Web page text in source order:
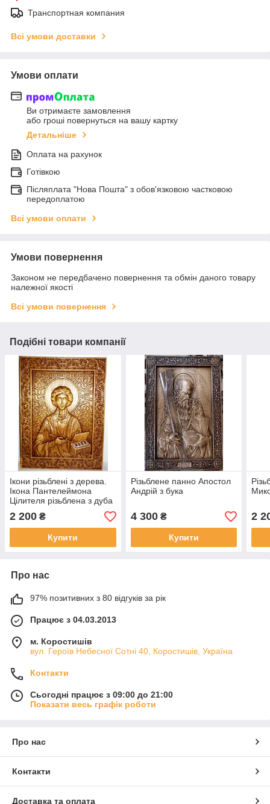
Транспортная компания
Всі умови доставки
Умови оплати
Ви отримаєте замовлення
або гроші повернуться на вашу картку
Детальніше
Оплата на рахунок
Готівкою
Післяплата "Нова Пошта" з обов'язковою частковою
передоплатою
Всі умови оплати
Умови повернення
Законом не передбачено повернення та обмін даного товару
належної якості
Всі умови повернення
Подібні товари компанії
Ікони різьблені з дерева.
Ікона Пантелеймона
Цілителя різьблена з дуба
2 200 ₴
Купити
Різьблене панно Апостол
Андрій з бука
4 300₴
Купити
2
Про нас
97% позитивних з 80 відгуків за рік
Працює з 04.03.2013
м. Коростишів
вул. Героїв Небесної Сотні 40, Коростишів, Україна
Контакти
Сьогодні працює з 09:00 до 21:00
Показати весь графік роботи
Про нас
Контакти
Доставка та оплата